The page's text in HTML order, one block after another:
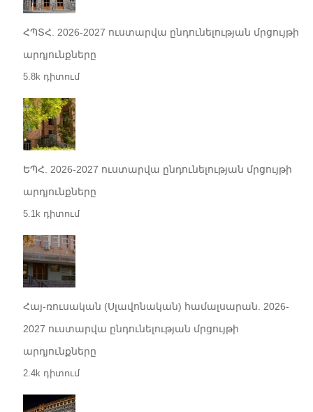
ՀՊՏՀ. 2026-2027 ուստարվա ընդունելության մրցույթի
արդյունքները
5.8k դիտում
ԵՊՀ. 2026-2027 ուստարվա ընդունելության մրցույթի
արդյունքները
5.1k դիտում
Հայ-ռուսական (Սլավոնական) համալսարան. 2026-
2027 ուստարվա ընդունելության մրցույթի
արդյունքները
2.4k դիտում